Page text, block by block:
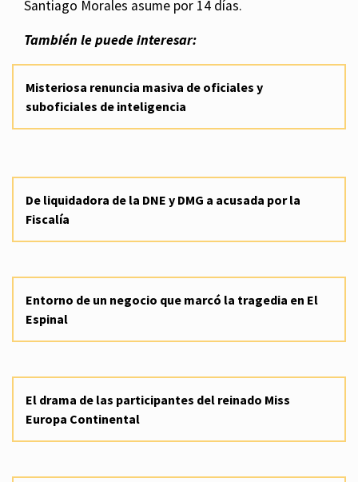
Santiago Morales asume por 14 días.
También le puede interesar:
Misteriosa renuncia masiva de oficiales y
suboficiales de inteligencia
De liquidadora de la DNE y DMG a acusada por la
Fiscalía
Entorno de un negocio que marcó la tragedia en El
Espinal
El drama de las participantes del reinado Miss
Europa Continental